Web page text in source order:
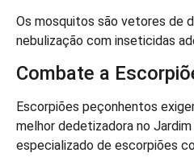
Os mosquitos são vetores de
nebulização com inseticidas
Combate a
Escorpiões peçonhentos
melhor dedetizadora no
especializado de escorpiões